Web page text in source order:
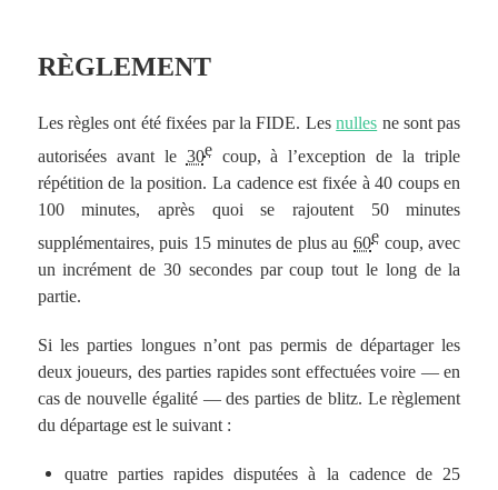
RÈGLEMENT
Les règles ont été fixées par la FIDE. Lesnulles ne sont pas
autorisées avant le 30ecoup, à l’exception de la triple
répétition de la position. La cadence est fixée à 40 coups en
100 minutes, après quoi se rajoutent 50 minutes
supplémentaires, puis 15 minutes de plus au60e coup, avec
un incrément de 30 secondes par coup tout le long de la
partie.
Si les parties longues n’ont pas permis de départager les
deux joueurs, des parties rapides sont effectuées voire — en
cas de nouvelle égalité — des parties de blitz. Le règlement
du départage est le suivant :
quatre parties rapides disputées à la cadence de 25